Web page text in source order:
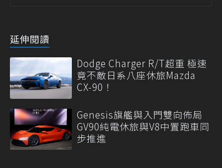
延伸閱讀
Dodge Charger R/T超重 極速
竟不敵日系八座休旅Mazda
CX-90！
Genesis旗艦與入門雙向佈局
GV90純電休旅與V8中置跑車同
步推進